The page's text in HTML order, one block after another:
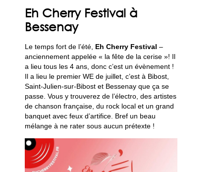
Eh Cherry Festival à
Bessenay
Le temps fort de l’été, Eh Cherry Festival –
anciennement appelée « la fête de la cerise »! Il
a lieu tous les 4 ans, donc c’est un évènement !
Il a lieu le premier WE de juillet, c’est à Bibost,
Saint-Julien-sur-Bibost et Bessenay que ça se
passe. Vous y trouverez de l’électro, des artistes
de chanson française, du rock local et un grand
banquet avec feux d’artifice. Bref un beau
mélange à ne rater sous aucun prétexte !